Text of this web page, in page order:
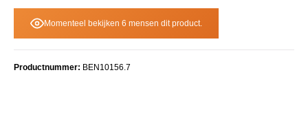
Momenteel bekijken 6 mensen dit product.
Productnummer: BEN10156.7